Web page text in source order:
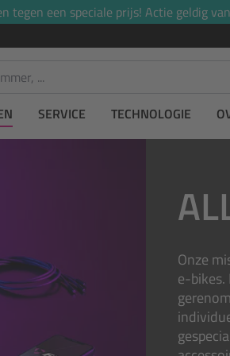
tegen een speciale prijs! Actie
SERVICE TECHNOLOGIE
Onze
e-